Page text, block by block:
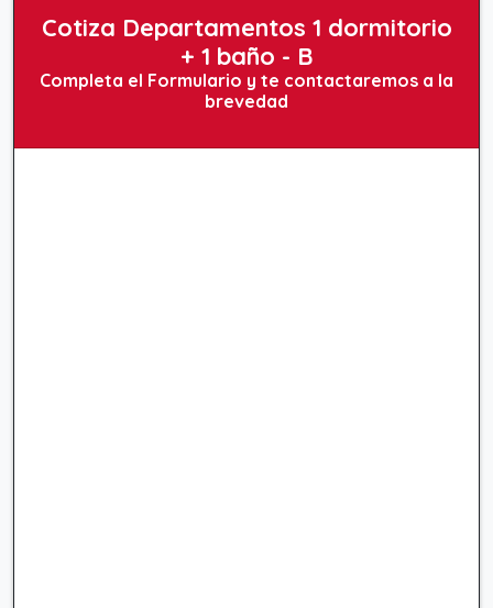
Cotiza Departamentos 1 dormitorio
+ 1 baño - B
Completa el Formulario y te contactaremos a la
brevedad